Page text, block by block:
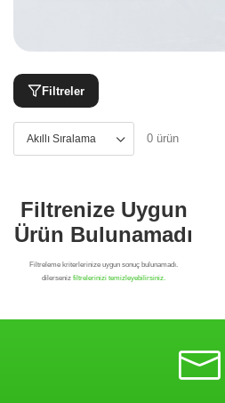
Filtreler
0 ürün